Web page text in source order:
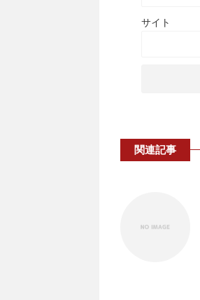
サイト
関連記事